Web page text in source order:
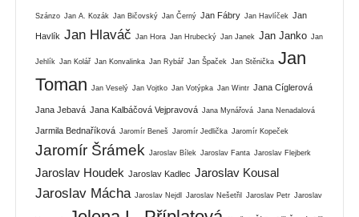
Szánzo Jan A. Kozák Jan Bičovský Jan Černý Jan Fábry Jan Havlíček Jan
Havlík Jan Hlaváč Jan Hora Jan Hrubecký Jan Janek Jan Janko Jan
Jehlík Jan Kolář Jan Konvalinka Jan Rybář Jan Špaček Jan Stěnička Jan
Toman
Jan Veselý Jan Vojtko Jan Votýpka Jan Wintr Jana Cíglerová
Jana Jebavá Jana Kalbáčová Vejpravová Jana Mynářová Jana Nenadalová
Jarmila Bednaříková Jaromír Beneš Jaromír Jedlička Jaromír Kopeček
Jaromír Šrámek Jaroslav Bílek Jaroslav Fanta Jaroslav Flejberk
Jaroslav Houdek Jaroslav Kadlec Jaroslav Kousal
Jaroslav Mácha Jaroslav Nejdl Jaroslav Nešetřil Jaroslav Petr Jaroslav